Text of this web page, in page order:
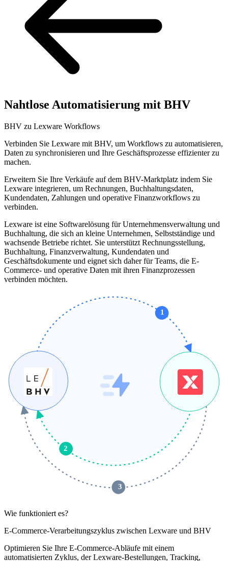
Nahtlose Automatisierung mit BHV
BHV zu Lexware Workflows
Verbinden Sie Lexware mit BHV, um Workflows zu automatisieren,
Daten zu synchronisieren und Ihre Geschäftsprozesse effizienter zu
machen.
Erweitern Sie Ihre Verkäufe auf dem BHV-Marktplatz indem Sie
Lexware integrieren, um Rechnungen, Buchhaltungsdaten,
Kundendaten, Zahlungen und operative Finanzworkflows zu
verbinden.
Lexware ist eine Softwarelösung für Unternehmensverwaltung und
Buchhaltung, die sich an kleine Unternehmen, Selbstständige und
wachsende Betriebe richtet. Sie unterstützt Rechnungsstellung,
Buchhaltung, Finanzverwaltung, Kundendaten und
Geschäftsdokumente und eignet sich daher für Teams, die E-
Commerce- und operative Daten mit ihren Finanzprozessen
verbinden möchten.
1
2
3
Wie funktioniert es?
E-Commerce-Verarbeitungszyklus zwischen Lexware und BHV
Optimieren Sie Ihre E-Commerce-Abläufe mit einem
automatisierten Zyklus, der Lexware-Bestellungen, Tracking,